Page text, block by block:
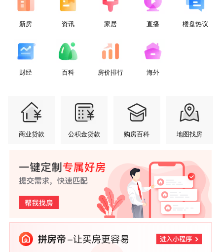
新房 资讯 家居 直播 楼盘热议
财经 百科 房价排行 海外
商业贷款 公积金贷款 购房百科 地图找房